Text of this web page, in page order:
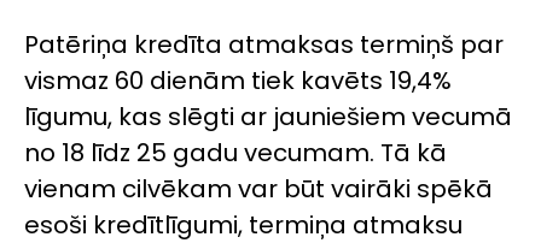
Patēriņa kredīta atmaksas termiņš par
vismaz 60 dienām tiek kavēts 19,4%
līgumu, kas slēgti ar jauniešiem vecumā
no 18 līdz 25 gadu vecumam. Tā kā
vienam cilvēkam var būt vairāki spēkā
esoši kredītlīgumi, termiņa atmaksu